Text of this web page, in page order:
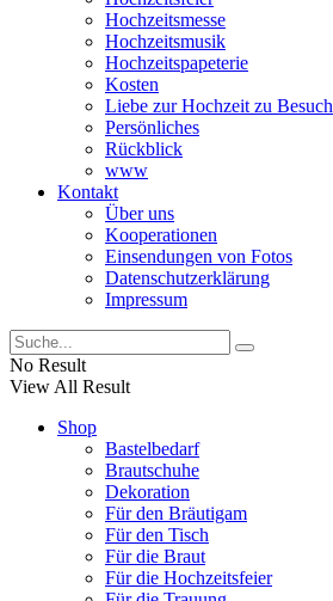
Hochzeitsmesse
Hochzeitsmusik
Hochzeitspapeterie
Kosten
Liebe zur Hochzeit zu Besuch
Persönliches
Rückblick
www
Kontakt
Über uns
Kooperationen
Einsendungen von Fotos
Datenschutzerklärung
Impressum
No Result
View All Result
Shop
Bastelbedarf
Brautschuhe
Dekoration
Für den Bräutigam
Für den Tisch
Für die Braut
Für die Hochzeitsfeier